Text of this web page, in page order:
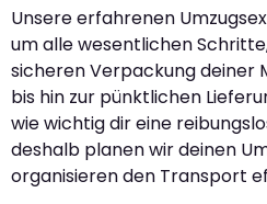
Unsere erfahrenen
um alle wesentlichen
sicheren Verpackung deiner
bis hin zur pünktlichen
wie wichtig dir eine
deshalb planen wir deinen
organisieren den Transport